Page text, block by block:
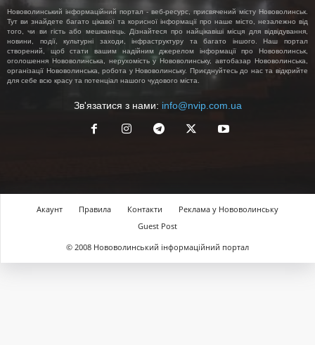
Нововолинський інформаційний портал - веб-ресурс, присвячений місту Нововолинськ.
Тут ви знайдете багато цікавої та корисної інформації про наше місто, незалежно від
того, чи ви гість або мешканець. Дізнайтеся про найцікавіші місця для відвідування,
новини, події, культурні заходи, інфраструктуру та багато іншого. Наш портал
створений, щоб стати вашим надійним джерелом інформації про Нововолинськ,
оголошення Нововолинська, нерухомість у Нововолинську, автобазар Нововолинська,
організації Нововолинська, робота у Нововолинську. Приєднуйтесь до нас та відкрийте
для себе всю красу та потенціал нашого чудового міста.
Зв'язатися з нами: info@nvip.com.ua
Акаунт Правила Контакти
Реклама у Нововолинську
Guest Post
© 2008 Нововолинський інформаційний портал